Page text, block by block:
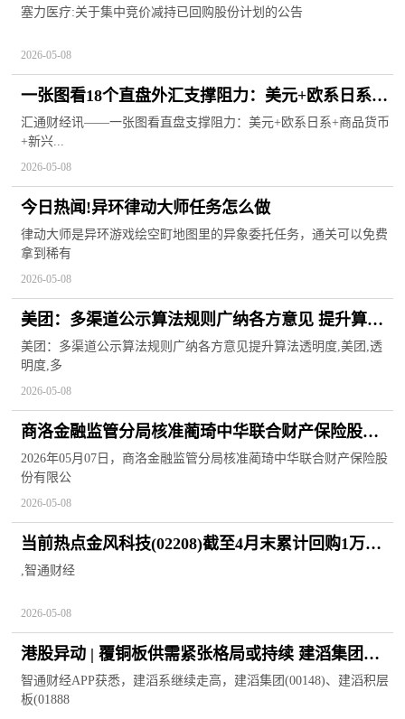
快资讯
塞力医疗:关于集中竞价减持已回购股份计划的公告
2026-05-08
一张图看18个直盘外汇支撑阻力：美元+欧系日系
+商品货币+新兴货币(2026年5月8日)_简讯
汇通财经讯——一张图看直盘支撑阻力：美元+欧系日系+商品货币
+新兴...
2026-05-08
今日热闻!异环律动大师任务怎么做
律动大师是异环游戏绘空町地图里的异象委托任务，通关可以免费
拿到稀有
2026-05-08
美团：多渠道公示算法规则广纳各方意见 提升算法
透明度 焦点热闻
美团：多渠道公示算法规则广纳各方意见提升算法透明度,美团,透
明度,多
2026-05-08
商洛金融监管分局核准蔺琦中华联合财产保险股份
有限公司商洛中心支公司副总经理（主持工作）任
职资格
2026年05月07日，商洛金融监管分局核准蔺琦中华联合财产保险股
份有限公
2026-05-08
当前热点金风科技(02208)截至4月末累计回购1万股
H股
,智通财经
2026-05-08
港股异动 | 覆铜板供需紧张格局或持续 建滔集团
(00148)、建滔积层板(01888)刷新上市新高_热头条
智通财经APP获悉，建滔系继续走高，建滔集团(00148)、建滔积层
板(01888